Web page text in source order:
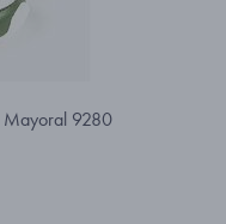
Mayoral 9280